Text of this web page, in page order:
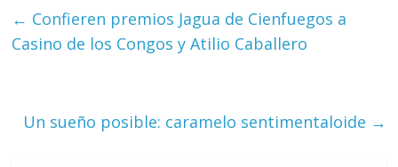
← Confieren premios Jagua de Cienfuegos a
Casino de los Congos y Atilio Caballero
Un sueño posible: caramelo sentimentaloide →